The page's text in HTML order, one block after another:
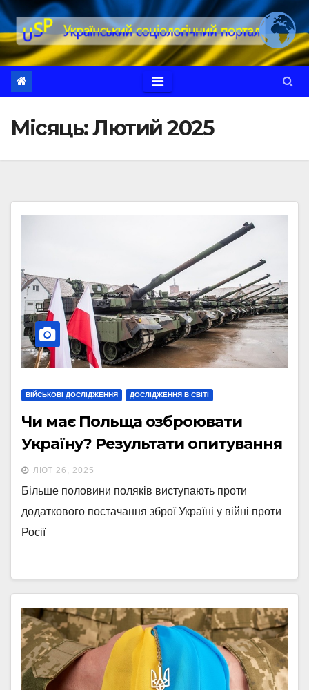
Перейти
до
вмісту
Місяць:Лютий 2025
ВІЙСЬКОВІ ДОСЛІДЖЕННЯ ДОСЛІДЖЕННЯ В СВІТІ
Чи має Польща озброювати
Україну? Результати опитування
ЛЮТ 26, 2025
Більше половини поляків виступають проти
додаткового постачання зброї Україні у війні проти
Росії